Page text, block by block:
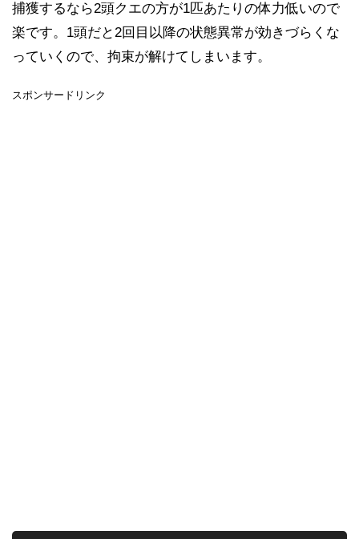
捕獲するなら2頭クエの方が1匹あたりの体力低いので
楽です。1頭だと2回目以降の状態異常が効きづらくな
っていくので、拘束が解けてしまいます。
スポンサードリンク